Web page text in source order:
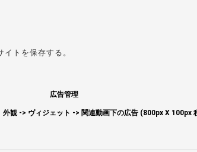
トを保存する。
広告管理
観 -> ヴィジェット -> 関連動画下の広告 (800px X 100px